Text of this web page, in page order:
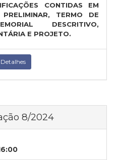
CONTIDAS EM
TERMO DE
DESCRITIVO,
E PROJETO.
8/2024